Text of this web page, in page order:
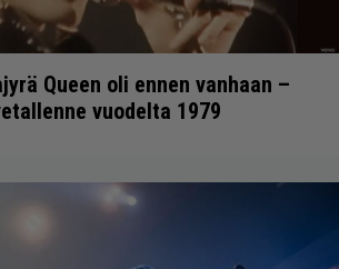
Queen oli ennen vanhaan –
vuodelta 1979